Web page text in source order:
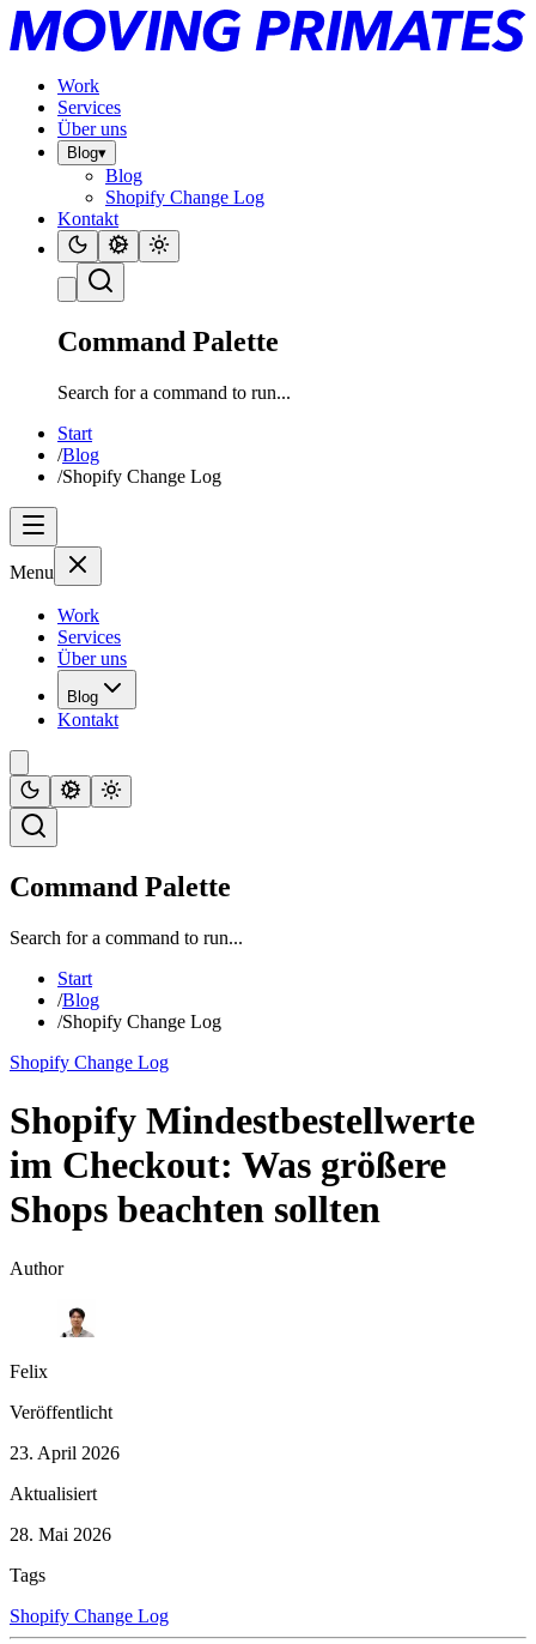
Work
Services
Über uns
Blog▾
Blog
Shopify Change Log
Kontakt
Command Palette
Search for a command to run...
Start
/Blog
/Shopify Change Log
Menu
Work
Services
Über uns
Blog
Kontakt
Command Palette
Search for a command to run...
Start
/Blog
/Shopify Change Log
Shopify Change Log
Shopify Mindestbestellwerte
im Checkout: Was größere
Shops beachten sollten
Author
Felix
Veröffentlicht
23. April 2026
Aktualisiert
28. Mai 2026
Tags
Shopify Change Log